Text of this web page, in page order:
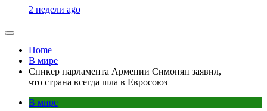
2 недели ago
Home
В мире
Спикер парламента Армении Симонян заявил,
что страна всегда шла в Евросоюз
В мире